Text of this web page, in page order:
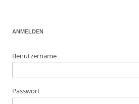
ANMELDEN
Benutzername
Passwort